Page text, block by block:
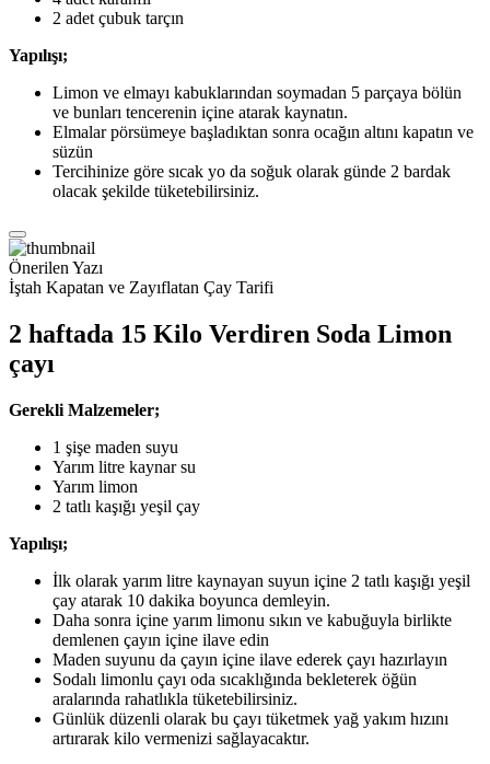
2 adet çubuk tarçın
Yapılışı;
Limon ve elmayı kabuklarından soymadan 5 parçaya bölün
ve bunları tencerenin içine atarak kaynatın.
Elmalar pörsümeye başladıktan sonra ocağın altını kapatın ve
süzün
Tercihinize göre sıcak yo da soğuk olarak günde 2 bardak
olacak şekilde tüketebilirsiniz.
Önerilen Yazı
İştah Kapatan ve Zayıflatan Çay Tarifi
2 haftada 15 Kilo Verdiren Soda Limon
çayı
Gerekli Malzemeler;
1 şişe maden suyu
Yarım litre kaynar su
Yarım limon
2 tatlı kaşığı yeşil çay
Yapılışı;
İlk olarak yarım litre kaynayan suyun içine 2 tatlı kaşığı yeşil
çay atarak 10 dakika boyunca demleyin.
Daha sonra içine yarım limonu sıkın ve kabuğuyla birlikte
demlenen çayın içine ilave edin
Maden suyunu da çayın içine ilave ederek çayı hazırlayın
Sodalı limonlu çayı oda sıcaklığında bekleterek öğün
aralarında rahatlıkla tüketebilirsiniz.
Günlük düzenli olarak bu çayı tüketmek yağ yakım hızını
artırarak kilo vermenizi sağlayacaktır.